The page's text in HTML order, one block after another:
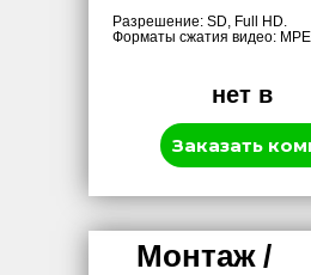
Разрешение: SD, Full HD.
Форматы сжатия видео:
Монтаж /
нет в
наличии
Заказать